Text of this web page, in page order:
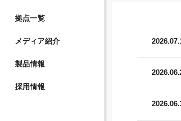
拠点一覧
メディア紹介
製品情報
採用情報